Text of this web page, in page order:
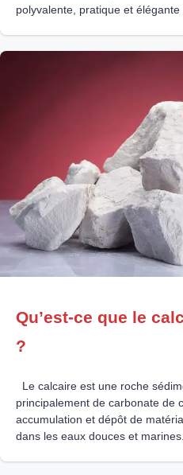
polyvalente, pratique et
Qu’est-ce que le
?
Le calcaire est une roche
principalement de carbonate de
accumulation et dépôt de
dans les eaux douces et